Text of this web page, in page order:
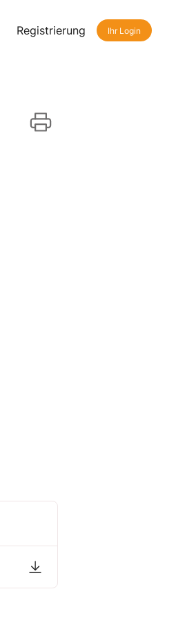
Registrierung Ihr Login